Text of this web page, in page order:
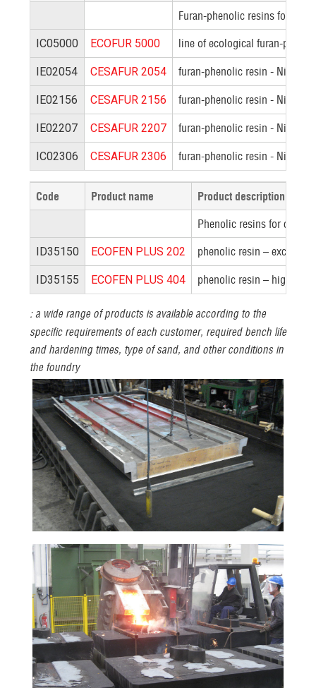
Furan-phenolic resins for
IC05000 ECOFUR 5000 line of ecological furan-
IE02054 CESAFUR 2054 furan-phenolic resin -
IE02156 CESAFUR 2156 furan-phenolic resin -
IE02207 CESAFUR 2207 furan-phenolic resin -
IC02306 CESAFUR 2306 furan-phenolic resin -
Code Product name
Product description
Phenolic resins for cores
ID35150 ECOFEN PLUS 202 phenolic resin – excellent
ID35155 ECOFEN PLUS 404 phenolic resin – high
:a wide range of products is available according to the
specific requirements of each customer, required bench life
and hardening times, type of sand, and other conditions in
the foundry